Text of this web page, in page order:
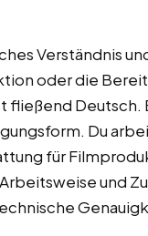
Verständnis
oder die
fließend
Du
für
und